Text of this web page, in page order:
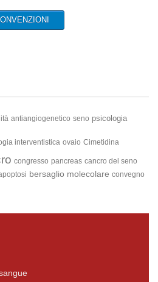
antiangiogenetico seno psicologia
interventistica ovaio Cimetidina
congresso pancreas cancro del seno
bersaglio molecolare convegno